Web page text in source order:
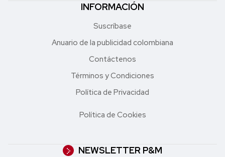
INFORMACIÓN
Suscríbase
Anuario de la publicidad colombiana
Contáctenos
Términos y Condiciones
Política de Privacidad
Política de Cookies
NEWSLETTER P&M